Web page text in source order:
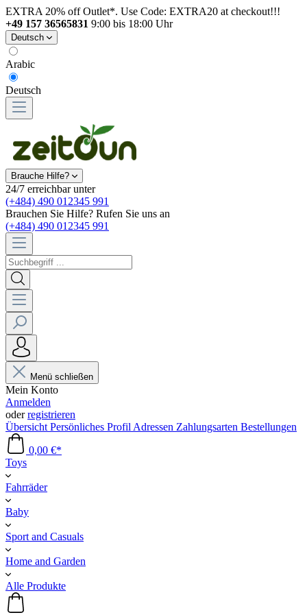
EXTRA 20% off Outlet*. Use Code: EXTRA20 at checkout!!!
+49 157 36565831 9:00 bis 18:00 Uhr
Deutsch
Arabic
Deutsch
Brauche Hilfe?
24/7 erreichbar unter
(+484) 490 012345 991
Brauchen Sie Hilfe? Rufen Sie uns an
(+484) 490 012345 991
Menü schließen
Mein Konto
Anmelden
oderregistrieren
Übersicht Persönliches Profil Adressen Zahlungsarten Bestellungen
0,00 €*
Toys
Fahrräder
Baby
Sport and Casuals
Home and Garden
Alle Produkte